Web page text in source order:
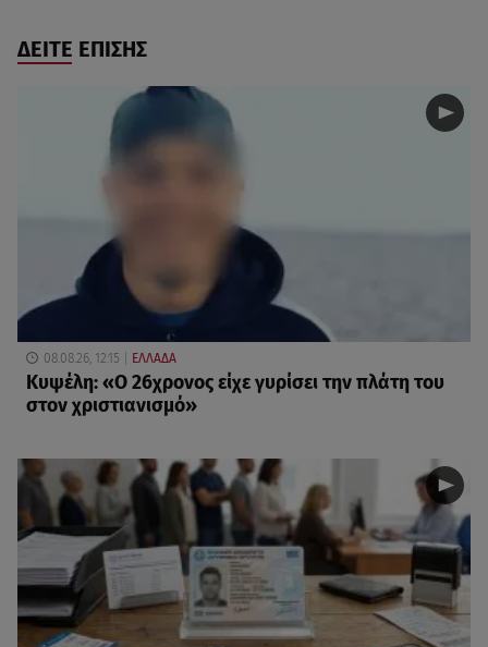
ΔΕΙΤΕ ΕΠΙΣΗΣ
08.08.26, 12:15 ΕΛΛΑΔΑ
Κυψέλη: «Ο 26χρονος είχε γυρίσει την πλάτη του
στον χριστιανισμό»